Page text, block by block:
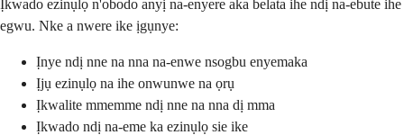
Ịkwado ezinụlọ n'obodo anyị na-enyere aka belata ihe ndị na-ebute ihe
egwu. Nke a nwere ike ịgụnye:
Ịnye ndị nne na nna na-enwe nsogbu enyemaka
Ịjụ ezinụlọ na ihe onwunwe na ọrụ
Ịkwalite mmemme ndị nne na nna dị mma
Ịkwado ndị na-eme ka ezinụlọ sie ike